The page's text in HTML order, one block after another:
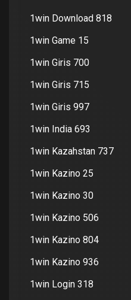
1win Download 818
1win Game 15
1win Giris 700
1win Giris 715
1win Giris 997
1win India 693
1win Kazahstan 737
1win Kazino 25
1win Kazino 30
1win Kazino 506
1win Kazino 804
1win Kazino 936
1win Login 318